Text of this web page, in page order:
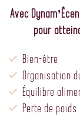
Avec
pour
Bien-être
Organisation
Équilibre
Perte de poids